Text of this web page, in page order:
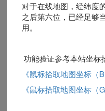
对于在线地图，经纬度
之后第六位，已经足够
用。
功能验证参考本站坐标
《鼠标拾取地图坐标（
《鼠标拾取地图坐标（